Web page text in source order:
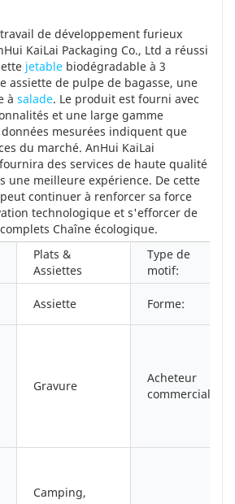
de développement furieux
KaiLai Packaging Co., Ltd a réussi
jetable biodégradable à 3
assiette de pulpe de bagasse, une
à salade. Le produit est fourni avec
et une large gamme
mesurées indiquent que
du marché. AnHui KaiLai
des services de haute qualité
une meilleure expérience. De cette
continuer à renforcer sa force
technologique et s'efforcer de
Chaîne écologique.
Plats &
Assiettes
Type de
motif:
Assiette Forme:
Gravure
Acheteur
commercial :
Camping,